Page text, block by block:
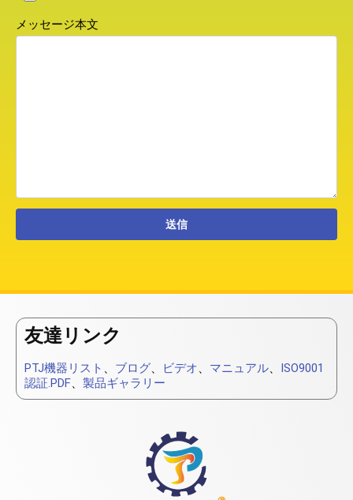
メッセージ本文
友達リンク
PTJ機器リスト 、 ブログ、 ビデオ、 マニュアル、 ISO9001
認証.PDF、 製品ギャラリー